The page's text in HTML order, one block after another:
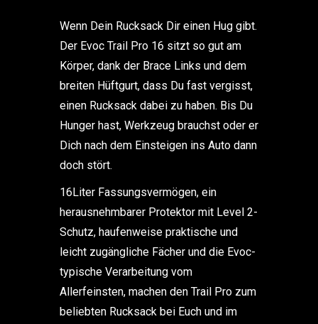
Wenn Dein Rucksack Dir einen Hug gibt.
Der Evoc Trail Pro 16 sitzt so gut am
Körper, dank der Brace Links und dem
breiten Hüftgurt, dass Du fast vergisst,
einen Rucksack dabei zu haben. Bis Du
Hunger hast, Werkzeug brauchst oder er
Dich nach dem Einsteigen ins Auto dann
doch stört.
16Liter Fassungsvermögen, ein
herausnehmbarer Protektor mit Level 2-
Schutz, haufenweise praktische und
leicht zugängliche Fächer und die Evoc-
typische Verarbeitung vom
Allerfeinsten, machen den Trail Pro zum
beliebten Rucksack bei Euch und im